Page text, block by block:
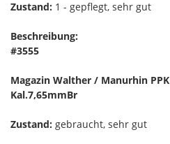
Zustand: 1 - gepflegt, sehr gut
Beschreibung:
#3555
Magazin Walther / Manurhin PPK
Kal.7,65mmBr
Zustand: gebraucht, sehr gut